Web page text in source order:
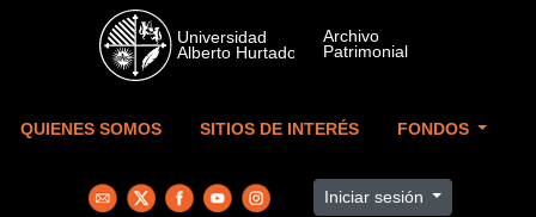
Skip to main content
QUIENES SOMOS SITIOS DE INTERÉS FONDOS
Iniciar sesión